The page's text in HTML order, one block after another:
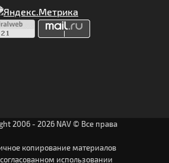
2006 - 2026 NAV © Все права
копирование материалов
использовании